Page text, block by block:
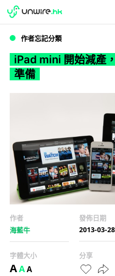
iPad mini 開始減
WWDC 2026
作者忘記分類
iPad mini 開始減產
準備
作者
海藍牛
發佈日期
2013-03-28
字體大小
AAA
分享